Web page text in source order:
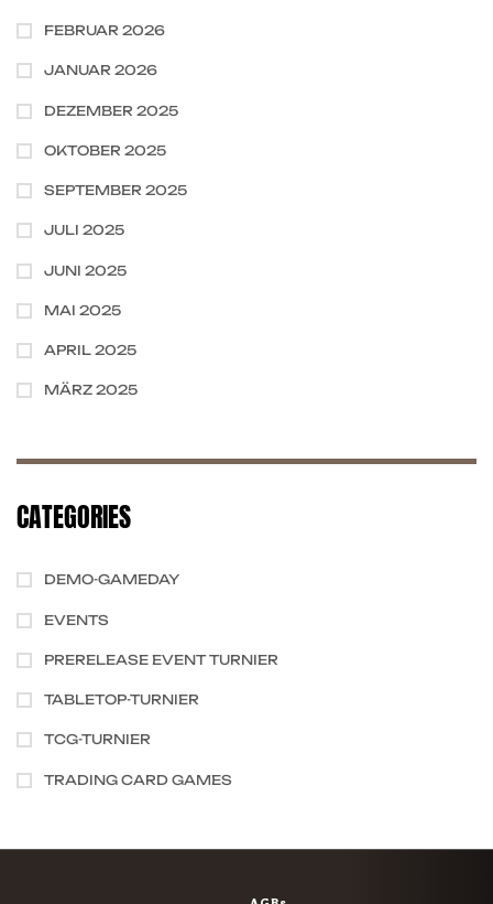
FEBRUAR 2026
JANUAR 2026
DEZEMBER 2025
OKTOBER 2025
SEPTEMBER 2025
JULI 2025
JUNI 2025
MAI 2025
APRIL 2025
MÄRZ 2025
CATEGORIES
DEMO-GAMEDAY
EVENTS
PRERELEASE EVENT TURNIER
TABLETOP-TURNIER
TCG-TURNIER
TRADING CARD GAMES